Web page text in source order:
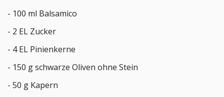
- 100 ml Balsamico
- 2 EL Zucker
- 4 EL Pinienkerne
- 150 g schwarze Oliven ohne Stein
- 50 g Kapern